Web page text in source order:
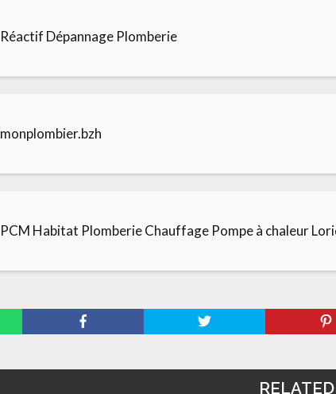
Réactif Dépannage Plomberie
monplombier.bzh
PCM Habitat Plomberie Chauffage Pompe à chaleur